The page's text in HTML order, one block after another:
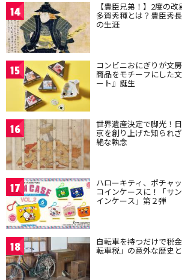
14 【豊臣兄弟！】2度の
多賀秀種とは？豊臣秀
の生涯
15 コンビニおにぎりが文
商品をモチーフにした
ート』誕生
16 世界遺産決定で脚光！
京を創り上げた知られ
絶な執念
17 ハローキティ、ポチャ
コインケースに！「サ
インケース」第２弾
18 自転車を持つだけで税
転車税」の意外な歴史